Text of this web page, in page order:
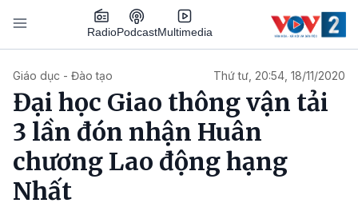
Nhảy đến nội dung
RadioPodcastMultimedia
Giáo dục - Đào tạo Thứ tư, 20:54, 18/11/2020
Đại học Giao thông vận tải
3 lần đón nhận Huân
chương Lao động hạng
Nhất